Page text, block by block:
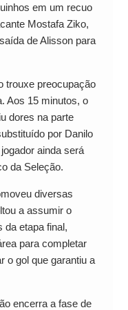
em um recuo
Mostafa Ziko,
de Alisson para
trouxe preocupação
Aos 15 minutos, o
dores na parte
por Danilo
ainda será
da Seleção.
diversas
a assumir o
da etapa final,
para completar
o gol que garantiu a
encerra a fase de